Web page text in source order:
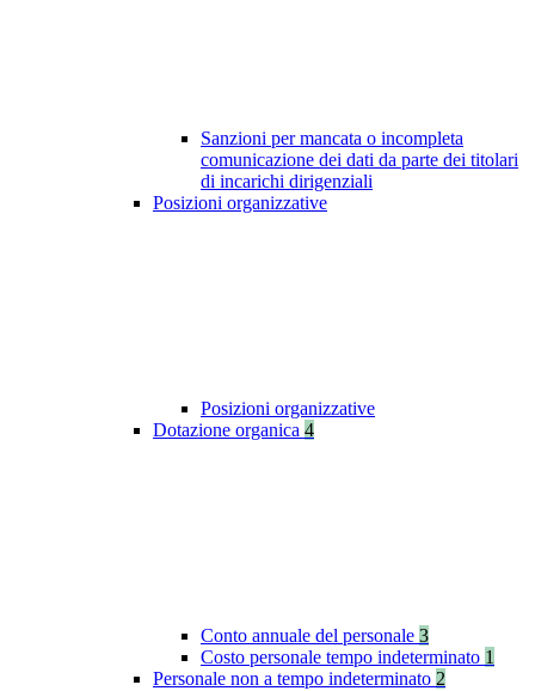
Sanzioni per mancata o incompleta
comunicazione dei dati da parte dei titolari
di incarichi dirigenziali
Posizioni organizzative
Posizioni organizzative
Dotazione organica 4
Conto annuale del personale 3
Costo personale tempo indeterminato 1
Personale non a tempo indeterminato 2